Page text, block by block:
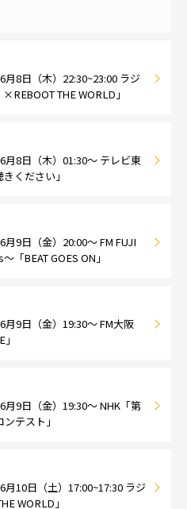
月8日（木）22:30~23:00 ラジ
THE WORLD」
月8日（木）01:30～ テレビ東
ください」
月9日（金）20:00～ FM FUJI
「BEAT GOES ON」
月9日（金）19:30～ FM大阪
月9日（金）19:30～ NHK「第
テスト」
月10日（土）17:00~17:30 ラジ
WORLD」